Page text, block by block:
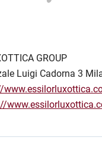
GROUP
Luigi Cadorna 3